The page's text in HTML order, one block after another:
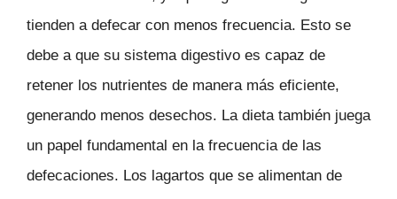
tienden a defecar con menos frecuencia. Esto se
debe a que su sistema digestivo es capaz de
retener los nutrientes de manera más eficiente,
generando menos desechos. La dieta también juega
un papel fundamental en la frecuencia de las
defecaciones. Los lagartos que se alimentan de